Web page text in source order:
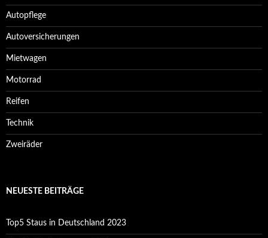
Autopflege
Autoversicherungen
Mietwagen
Motorrad
Reifen
Technik
Zweiräder
NEUESTE BEITRÄGE
Top5 Staus in Deutschland 2023